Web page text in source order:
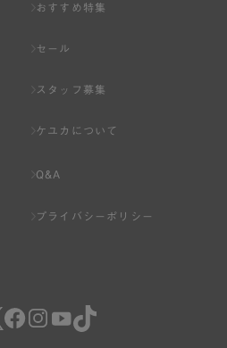
おすすめ特集
セール
スタッフ募集
ケユカについて
Q&A
プライバシーポリシー